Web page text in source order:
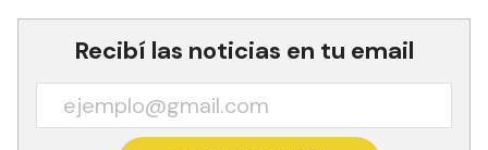
Recibí las noticias en tu email